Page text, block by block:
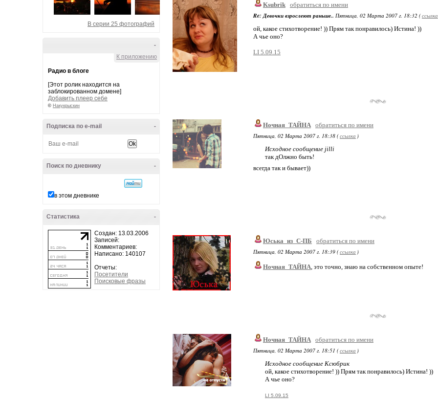
В серии 25 фотографий
-
К приложению
Радио в блоге
[Этот ролик находится на
заблокированном домене]
Добавить плеер себе
© Накукрыскин
-
Подписка по e-mail
-
Поиск по дневнику
в этом дневнике
-
Статистика
Создан: 13.03.2006
Записей:
Комментариев:
Написано: 140107
Отчеты:
Посетители
Поисковые фразы
Ksubrik обратиться по имени
Re: Девочки взрослеют раньше.. Пятница, 02 Марта 2007 г. 18:32 (ссылка
ой, какое стихотворение! )) Прям так понравилось) Истина! ))
А чье оно?
LI 5.09.15
Ночная_ТАЙНА обратиться по имени
Пятница, 02 Марта 2007 г. 18:38 (ссылка )
Исходное сообщение jilli
так дОлжно быть!
всегда так и бывает))
Юська_из_С-ПБ
обратиться по имени
Пятница, 02 Марта 2007 г. 18:39 (ссылка )
Ночная_ТАЙНА, это точно, знаю на собственном опыте!
Ночная_ТАЙНА обратиться по имени
Пятница, 02 Марта 2007 г. 18:51 (ссылка )
Исходное сообщение Ксюбрик
ой, какое стихотворение! )) Прям так понравилось) Истина! ))
А чье оно?
LI 5.09.15